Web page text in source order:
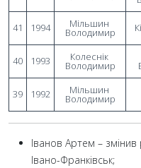
41 1994 Мільшин
Володимир
40 1993 Колеснік
Володимир
39 1992 Мільшин
Володимир
Іванов Артем – змінив
Івано-Франківськ;